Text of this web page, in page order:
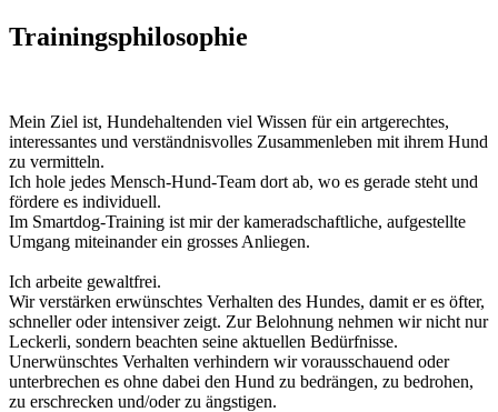
Trainingsphilosophie
Mein Ziel ist, Hundehaltenden viel Wissen für ein artgerechtes,
interessantes und verständnisvolles Zusammenleben mit ihrem Hund
zu vermitteln.
Ich hole jedes Mensch-Hund-Team dort ab, wo es gerade steht und
fördere es individuell.
Im Smartdog-Training ist mir der kameradschaftliche, aufgestellte
Umgang miteinander ein grosses Anliegen.
Ich arbeite gewaltfrei.
Wir verstärken erwünschtes Verhalten des Hundes, damit er es öfter,
schneller oder intensiver zeigt. Zur Belohnung nehmen wir nicht nur
Leckerli, sondern beachten seine aktuellen Bedürfnisse.
Unerwünschtes Verhalten verhindern wir vorausschauend oder
unterbrechen es ohne dabei den Hund zu bedrängen, zu bedrohen,
zu erschrecken und/oder zu ängstigen.